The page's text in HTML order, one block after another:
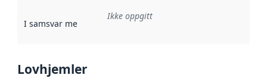
I samsvar med Referanse til en implementasjonsregel
Ikke oppgitt
Lovhjemler